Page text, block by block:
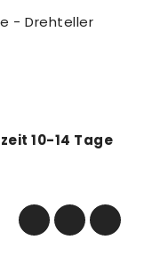
- Drehteller
10-14 Tage